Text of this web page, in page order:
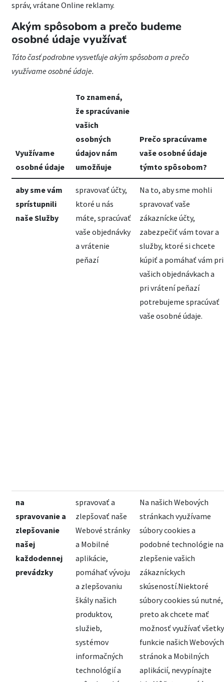
správ, vrátane Online reklamy.
Akým spôsobom a prečo budeme
osobné údaje využívať
Táto časť podrobne vysvetľuje akým spôsobom a prečo
využívame osobné údaje.
Využívame
osobné údaje
To znamená,
že spracúvanie
vašich
osobných
údajov nám
umožňuje
Prečo spracúvame
vaše osobné údaje
týmto spôsobom?
aby sme vám
sprístupnili
naše Služby
spravovať účty,
ktoré u nás
máte, spracúvať
vaše objednávky
a vrátenie
peňazí
Na to, aby sme mohli
spravovať vaše
zákaznícke účty,
zabezpečiť vám tovar a
služby, ktoré si chcete
kúpiť a pomáhať vám pri
vašich objednávkach a
pri vrátení peňazí
potrebujeme spracúvať
vaše osobné údaje.
na
spravovanie a
zlepšovanie
našej
každodennej
prevádzky
spravovať a
zlepšovať naše
Webové stránky
a Mobilné
aplikácie,
pomáhať vývoju
a zlepšovaniu
škály našich
produktov,
služieb,
systémov
informačných
technológií a
Na našich Webových
stránkach využívame
súbory cookies a
podobné technológie na
zlepšenie vašich
zákazníckych
skúseností.Niektoré
súbory cookies sú nutné,
preto ak chcete mať
možnosť využívať všetky
funkcie našich Webových
stránok a Mobilných
aplikácií, nevypínajte